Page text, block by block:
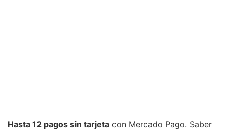
Hasta 12 pagos sin tarjeta con Mercado Pago. Saber